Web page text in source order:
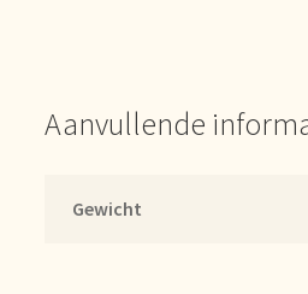
Welcome to our Tea
Aanvullende
Gewicht